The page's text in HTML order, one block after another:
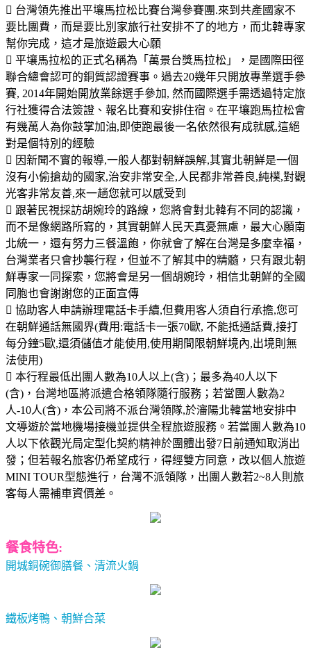
 台灣領先推出平壤馬拉松比賽台灣參賽團.來到共產國家不
要比團費，而是要比別家旅行社安排不了的地方，而北韓專家
幫你完成，這才是旅遊最大心願
 平壤馬拉松的正式名稱為「萬景台獎馬拉松」，是國際田徑
聯合總會認可的銅質認證賽事。過去20幾年只開放專業選手參
賽, 2014年開始開放業餘選手參加, 然而國際選手需透過特定旅
行社獲得合法簽證、報名比賽和安排住宿。在平壤跑馬拉松會
有幾萬人為你鼓掌加油,即使跑最後一名依然很有成就感,這絕
對是個特別的經驗
 因新聞不實的報導,一般人都對朝鮮誤解,其實北朝鮮是一個
沒有小偷搶劫的國家,治安非常安全,人民都非常善良,純樸,對觀
光客非常友善,來一趟您就可以感受到
 跟著民視採訪胡婉玲的路線，您將會對北韓有不同的認識，
而不是像網路所寫的，其實朝鮮人民天真憂無慮，最大心願南
北統一，還有努力三餐溫飽，你就會了解在台灣是多麼幸福，
台灣業者只會抄襲行程，但並不了解其中的精髓，只有跟北朝
鮮專家一同探索，您將會是另一個胡婉玲，相信北朝鮮的全國
同胞也會謝謝您的正面宣傳
 協助客人申請辦理電話卡手續,但費用客人須自行承擔,您可
在朝鮮通話無國界(費用:電話卡一張70歐, 不能抵通話費,接打
每分鐘5歐,還須儲值才能使用,使用期間限朝鮮境內,出境則無
法使用)
 本行程最低出團人數為10人以上(含)；最多為40人以下
(含)，台灣地區將派遣合格領隊隨行服務；若當團人數為2
人-10人(含)，本公司將不派台灣領隊,於瀋陽北韓當地安排中
文導遊於當地機場接機並提供全程旅遊服務。若當團人數為10
人以下依觀光局定型化契約精神於團體出發7日前通知取消出
發；但若報名旅客仍希望成行，得經雙方同意，改以個人旅遊
MINI TOUR型態進行，台灣不派領隊，出團人數若2~8人則旅
客每人需補車資價差。
餐食特色:
開城銅碗御膳餐、清流火鍋
鐵板烤鴨、朝鮮合菜